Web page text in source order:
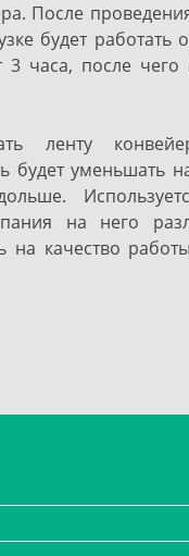
После
будет работать
3 часа, после
ленту
будет уменьшать
на него
на качество